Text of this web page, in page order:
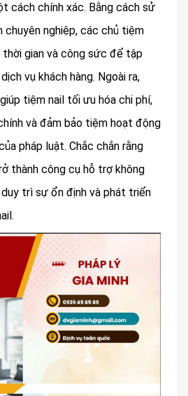
cách chính xác. Bằng cách sử
chuyên nghiệp, các chủ tiệm
gian và công sức để tập
vụ khách hàng. Ngoài ra,
tiệm nail tối ưu hóa chi phí,
và đảm bảo tiệm hoạt động
pháp luật. Chắc chắn rằng
thành công cụ hỗ trợ không
trì sự ổn định và phát triển